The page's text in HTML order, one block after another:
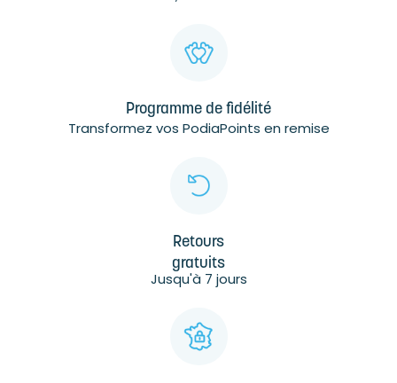
Programme de fidélité
Transformez vos PodiaPoints en remise
Retours
gratuits
Jusqu'à 7 jours